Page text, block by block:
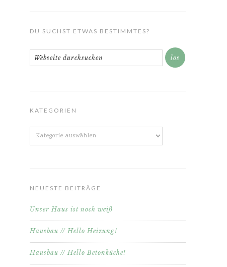
DU SUCHST ETWAS BESTIMMTES?
KATEGORIEN
Kategorien
NEUESTE BEITRÄGE
Unser Haus ist noch weiß
Hausbau // Hello Heizung!
Hausbau // Hello Betonküche!